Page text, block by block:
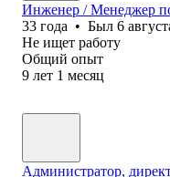
Инженер / Менеджер
33 года • Был 6
Не ищет работу
Общий опыт
9 лет 1 месяц
Администратор,